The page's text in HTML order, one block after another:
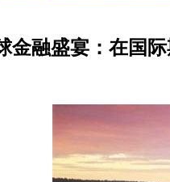
金融盛宴：在国